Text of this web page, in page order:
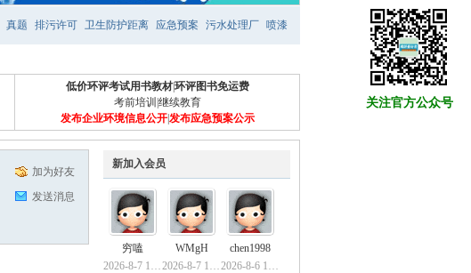
真题 排污许可 卫生防护距离 应急预案 污水处理厂 喷漆
低价环评考试用书教材|环评图书免运费
考前培训 继续教育
发布企业环境信息公开|发布应急预案公示
新加入会员
穷嗑
2026-8-7 14:08
WMgH
2026-8-7 10:08
chen1998
2026-8-6 15:45
加为好友
发送消息
关注官方公众号